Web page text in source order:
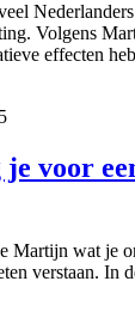
Volgens
effecten
voor
Martijn wat je
verstaan. In